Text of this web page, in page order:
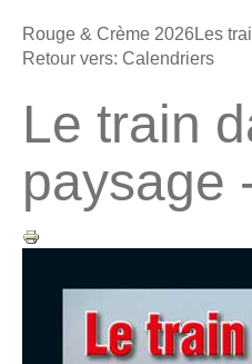
Rouge & Crème 2026 Les
Retour vers: Calendriers
Le train
paysage